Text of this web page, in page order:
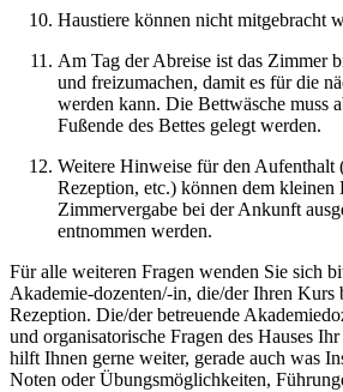
Haustiere können nicht mitgebracht
Am Tag der Abreise ist das Zimmer
und freizumachen, damit es für die
werden kann. Die Bettwäsche muss
Fußende des Bettes gelegt werden.
Weitere Hinweise für den Aufenthalt
Rezeption, etc.) können dem kleinen
Zimmervergabe bei der Ankunft
entnommen werden.
Für alle weiteren Fragen wenden Sie sich
Akademie-dozenten/-in, die/der Ihren Kurs
Rezeption. Die/der betreuende
und organisatorische Fragen des Hauses
hilft Ihnen gerne weiter, gerade auch was
Noten oder Übungsmöglichkeiten,